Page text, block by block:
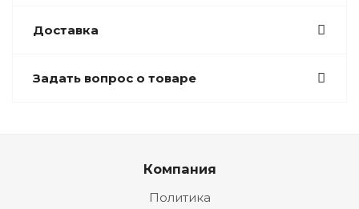
Доставка
Задать вопрос о товаре
Компания
Политика